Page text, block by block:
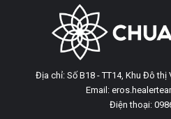
Địa chỉ: Số B18 - TT14, Khu Đô thị
Email:
Điện thoại: